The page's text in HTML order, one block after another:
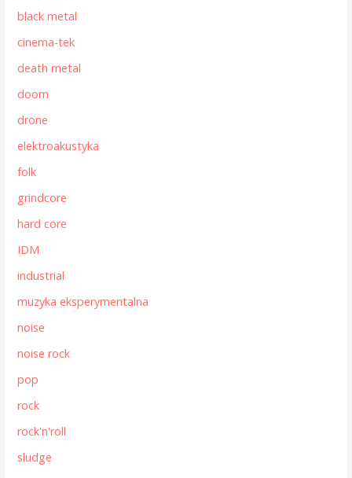
black metal
cinema-tek
death metal
doom
drone
elektroakustyka
folk
grindcore
hard core
IDM
industrial
muzyka eksperymentalna
noise
noise rock
pop
rock
rock'n'roll
sludge